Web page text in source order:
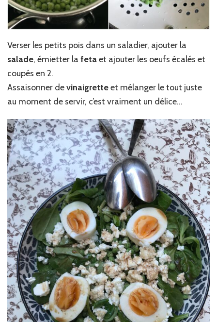
Verser les petits pois dans un saladier, ajouter la
salade, émietter la fetaet ajouter les oeufs écalés et
coupés en 2.
Assaisonner devinaigretteet mélanger le tout juste
au moment de servir, c’est vraiment un délice…